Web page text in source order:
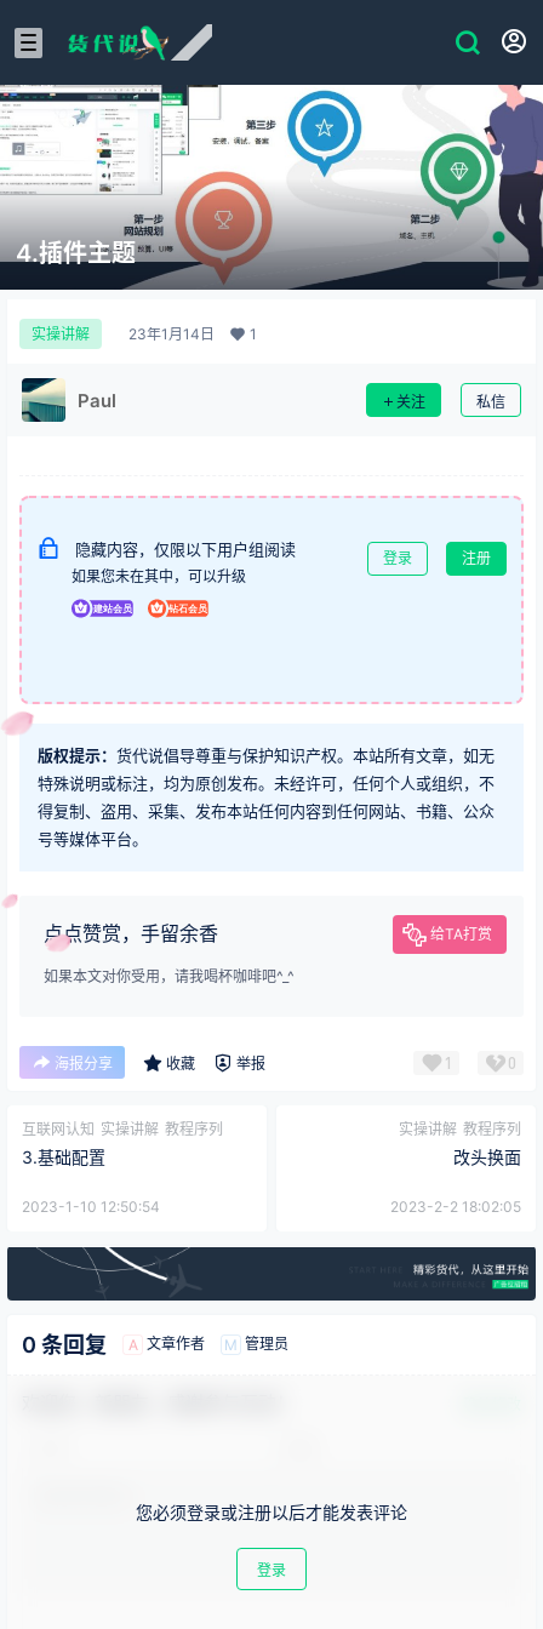
4.插件主题
实操讲解 23年1月14日 1
Paul 关注 私信
隐藏内容，仅限以下用户组阅读
如果您未在其中，可以升级
登录 注册
版权提示： 货代说倡导尊重与保护知识产权。本站所有文章，如无
特殊说明或标注，均为原创发布。未经许可，任何个人或组织，不
得复制、盗用、采集、发布本站任何内容到任何网站、书籍、公众
号等媒体平台。
点点赞赏，手留余香 给TA打赏
如果本文对你受用，请我喝杯咖啡吧^_^
海报分享 收藏 举报 1 0
互联网认知 实操讲解 教程序列
3.基础配置
2023-1-10 12:50:54
实操讲解 教程序列
改头换面
2023-2-2 18:02:05
0 条回复 A 文章作者 M 管理员
您必须登录或注册以后才能发表评论
登录